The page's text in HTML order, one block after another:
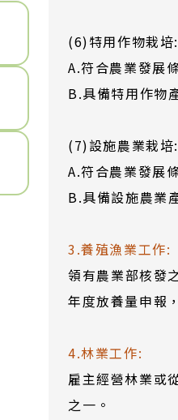
(6)特用作物栽培
A.符合農業發展
B.具備特用作物
(7)設施農業栽
A.符合農業發展
B.具備設施農業
3.養殖漁業工作:
領有農業部核發
年度放養量申報
4.林業工作:
雇主經營林業或
之一。